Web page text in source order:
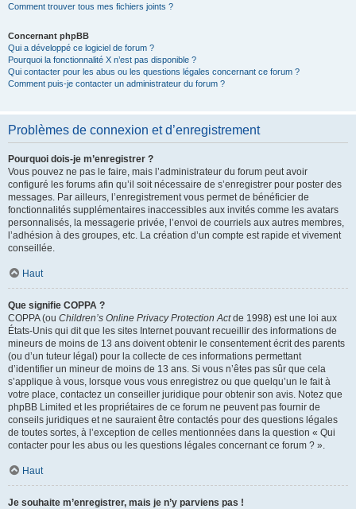
Comment trouver tous mes fichiers joints ?
Concernant phpBB
Qui a développé ce logiciel de forum ?
Pourquoi la fonctionnalité X n’est pas disponible ?
Qui contacter pour les abus ou les questions légales concernant ce forum ?
Comment puis-je contacter un administrateur du forum ?
Problèmes de connexion et d’enregistrement
Pourquoi dois-je m’enregistrer ?
Vous pouvez ne pas le faire, mais l’administrateur du forum peut avoir
configuré les forums afin qu’il soit nécessaire de s’enregistrer pour poster des
messages. Par ailleurs, l’enregistrement vous permet de bénéficier de
fonctionnalités supplémentaires inaccessibles aux invités comme les avatars
personnalisés, la messagerie privée, l’envoi de courriels aux autres membres,
l’adhésion à des groupes, etc. La création d’un compte est rapide et vivement
conseillée.
Haut
Que signifie COPPA ?
COPPA (ou Children’s Online Privacy Protection Actde 1998) est une loi aux
États-Unis qui dit que les sites Internet pouvant recueillir des informations de
mineurs de moins de 13 ans doivent obtenir le consentement écrit des parents
(ou d’un tuteur légal) pour la collecte de ces informations permettant
d’identifier un mineur de moins de 13 ans. Si vous n’êtes pas sûr que cela
s’applique à vous, lorsque vous vous enregistrez ou que quelqu’un le fait à
votre place, contactez un conseiller juridique pour obtenir son avis. Notez que
phpBB Limited et les propriétaires de ce forum ne peuvent pas fournir de
conseils juridiques et ne sauraient être contactés pour des questions légales
de toutes sortes, à l’exception de celles mentionnées dans la question « Qui
contacter pour les abus ou les questions légales concernant ce forum ? ».
Haut
Je souhaite m’enregistrer, mais je n’y parviens pas !